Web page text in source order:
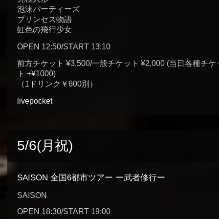
泡沫パーティーズ
プリンセス物語
虹色の飛行少女
OPEN 12:50/START 13:10
前方チケット ¥3,500/一般チケット ¥2,000 (当日各種チケ
ト +¥1000)
（1ドリンク￥600別）
livepocket
5/6(月祝)
SAISON 全国6都市ツアー ー武者修行ー
SAISON
OPEN 18:30/START 19:00